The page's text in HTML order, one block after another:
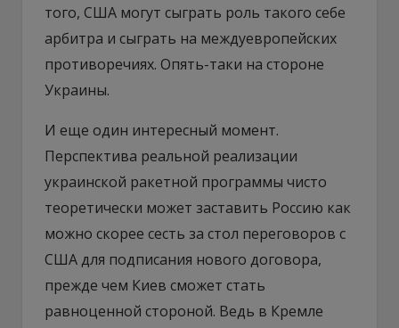
того, США могут сыграть роль такого себе
арбитра и сыграть на междуевропейских
противоречиях. Опять-таки на стороне
Украины.
И еще один интересный момент.
Перспектива реальной реализации
украинской ракетной программы чисто
теоретически может заставить Россию как
можно скорее сесть за стол переговоров с
США для подписания нового договора,
прежде чем Киев сможет стать
равноценной стороной. Ведь в Кремле